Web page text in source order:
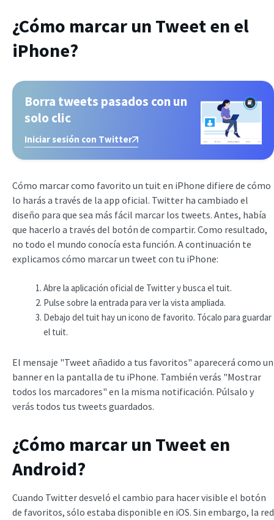
¿Cómo marcar un Tweet en el
iPhone?
Borra tweets pasados con un
solo clic
Iniciar sesión con Twitter
Cómo marcar como favorito un tuit en iPhone difiere de cómo
lo harás a través de la app oficial. Twitter ha cambiado el
diseño para que sea más fácil marcar los tweets. Antes, había
que hacerlo a través del botón de compartir. Como resultado,
no todo el mundo conocía esta función. A continuación te
explicamos cómo marcar un tweet con tu iPhone:
Abre la aplicación oficial de Twitter y busca el tuit.
Pulse sobre la entrada para ver la vista ampliada.
Debajo del tuit hay un icono de favorito. Tócalo para guardar
el tuit.
El mensaje "Tweet añadido a tus favoritos" aparecerá como un
banner en la pantalla de tu iPhone. También verás "Mostrar
todos los marcadores" en la misma notificación. Púlsalo y
verás todos tus tweets guardados.
¿Cómo marcar un Tweet en
Android?
Cuando Twitter desveló el cambio para hacer visible el botón
de favoritos, sólo estaba disponible en iOS. Sin embargo, la red